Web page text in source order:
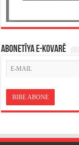
ABONETÎYA E-KOVARÊ